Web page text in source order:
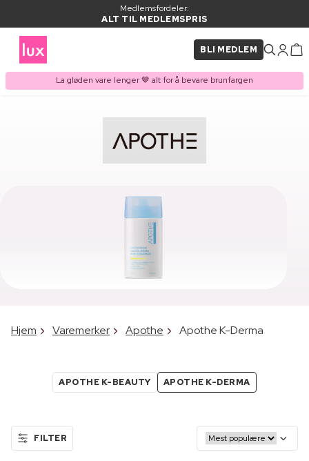
Medlemsfordeler:
ALT TIL MEDLEMSPRIS
BLI MEDLEM
La gløden vare lenger 🤎 alt for å bevare brunfargen
Hjem Varemerker Apothe Apothe K-Derma
APOTHE K-BEAUTY APOTHE K-DERMA
FILTER